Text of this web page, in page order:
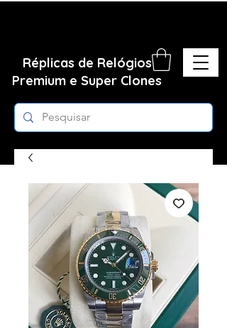
Réplicas de Relógios
Premium e Super Clones